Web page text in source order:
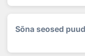
Sõna seosed